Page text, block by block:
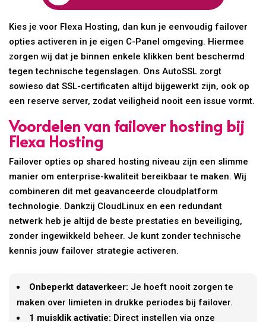
Kies je voor Flexa Hosting, dan kun je eenvoudig failover
opties activeren in je eigen C-Panel omgeving. Hiermee
zorgen wij dat je binnen enkele klikken bent beschermd
tegen technische tegenslagen. Ons AutoSSL zorgt
sowieso dat SSL-certificaten altijd bijgewerkt zijn, ook op
een reserve server, zodat veiligheid nooit een issue vormt.
Voordelen van failover hosting bij
Flexa Hosting
Failover opties op shared hosting niveau zijn een slimme
manier om enterprise-kwaliteit bereikbaar te maken. Wij
combineren dit met geavanceerde cloudplatform
technologie. Dankzij CloudLinux en een redundant
netwerk heb je altijd de beste prestaties en beveiliging,
zonder ingewikkeld beheer. Je kunt zonder technische
kennis jouw failover strategie activeren.
Onbeperkt dataverkeer: Je hoeft nooit zorgen te
maken over limieten in drukke periodes bij failover.
1 muisklik activatie: Direct instellen via onze